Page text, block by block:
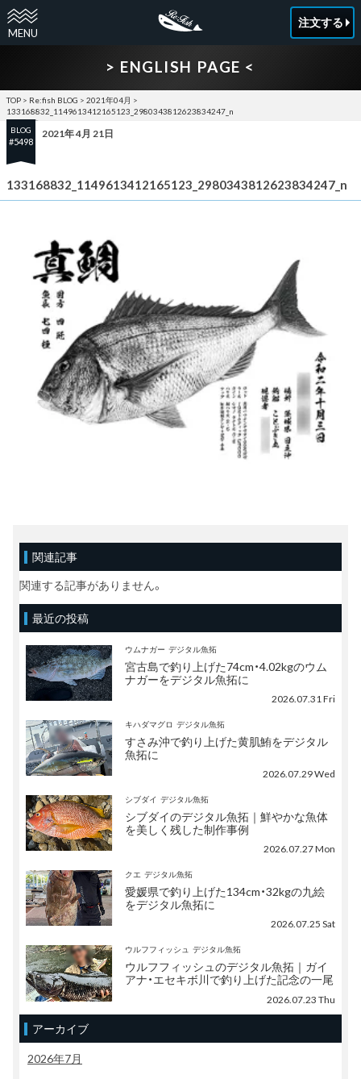
注文する
> ENGLISH PAGE <
TOP > Re:fish BLOG > 2021年04月 >
133168832_1149613412165123_2980343812623834247_n
BLOG
#5498
2021年 4月 21日
133168832_1149613412165123_2980343812623834247_n
関連記事
関連する記事がありません。
最近の投稿
ウムナガー デジタル魚拓
宮古島で釣り上げた74cm・4.02kgのウム
ナガーをデジタル魚拓に
2026.07.31 Fri
キハダマグロ デジタル魚拓
すさみ沖で釣り上げた黄肌鮪をデジタル
魚拓に
2026.07.29 Wed
シブダイ デジタル魚拓
シブダイのデジタル魚拓｜鮮やかな魚体
を美しく残した制作事例
2026.07.27 Mon
クエ デジタル魚拓
愛媛県で釣り上げた134cm・32kgの九絵
をデジタル魚拓に
2026.07.25 Sat
ウルフフィッシュ デジタル魚拓
ウルフフィッシュのデジタル魚拓｜ガイ
アナ・エセキボ川で釣り上げた記念の一尾
2026.07.23 Thu
アーカイブ
2026年7月